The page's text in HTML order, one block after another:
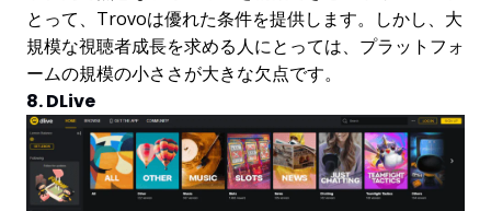
とって、Trovoは優れた条件を提供します。しかし、大
規模な視聴者成長を求める人にとっては、プラットフォ
ームの規模の小ささが大きな欠点です。
8. DLive